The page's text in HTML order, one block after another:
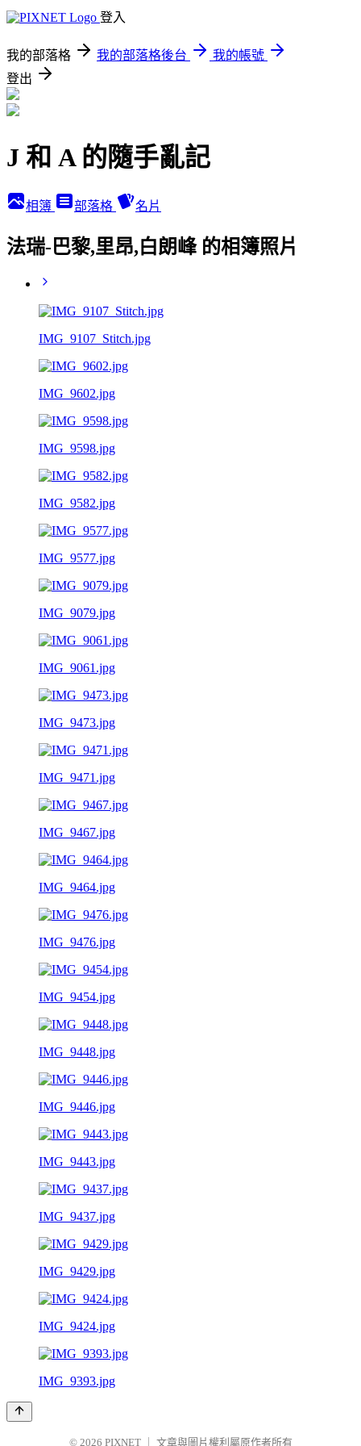
登入
我的部落格 我的部落格後台
我的帳號
登出
J 和 A 的隨手亂記
相簿 部落格 名片
法瑞-巴黎,里昂,白朗峰 的相簿照片
IMG_9107_Stitch.jpg
IMG_9602.jpg
IMG_9598.jpg
IMG_9582.jpg
IMG_9577.jpg
IMG_9079.jpg
IMG_9061.jpg
IMG_9473.jpg
IMG_9471.jpg
IMG_9467.jpg
IMG_9464.jpg
IMG_9476.jpg
IMG_9454.jpg
IMG_9448.jpg
IMG_9446.jpg
IMG_9443.jpg
IMG_9437.jpg
IMG_9429.jpg
IMG_9424.jpg
IMG_9393.jpg
© 2026 PIXNET 文章與圖片權利屬原作者所有